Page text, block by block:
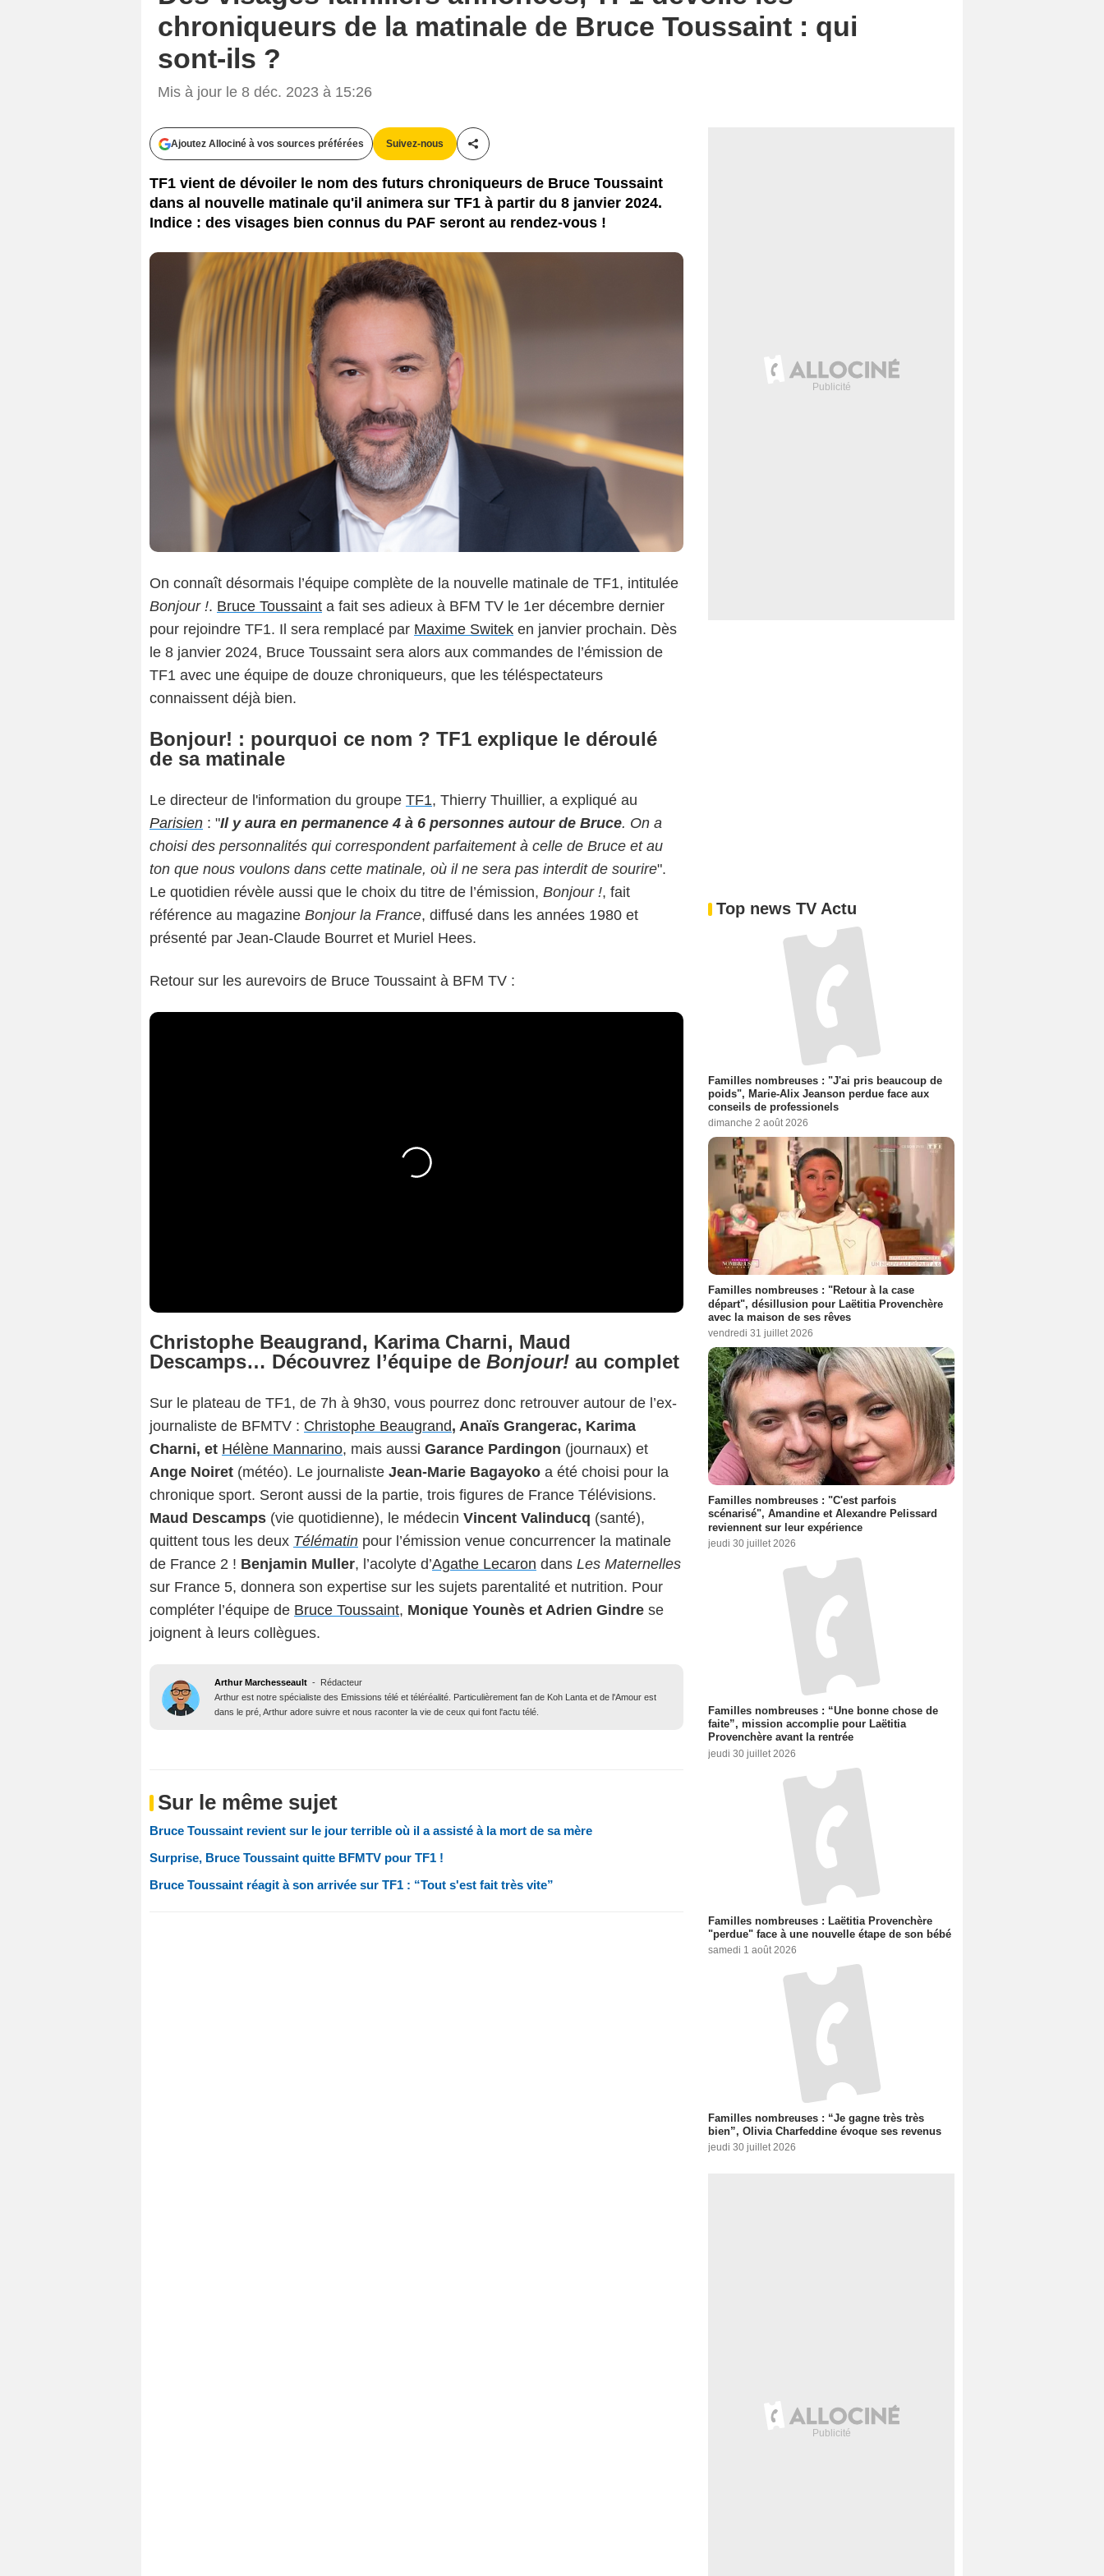
chroniqueurs de la matinale de Bruce Toussaint : qui
sont-ils ?
Mis à jour le 8 déc. 2023 à 15:26
Ajoutez Allociné à vos sources préférées Suivez-nous
Partager cet article
TF1 vient de dévoiler le nom des futurs chroniqueurs de Bruce Toussaint
dans al nouvelle matinale qu'il animera sur TF1 à partir du 8 janvier 2024.
Indice : des visages bien connus du PAF seront au rendez-vous !
On connaît désormais l’équipe complète de la nouvelle matinale de TF1, intitulée
Bonjour !. Bruce Toussaint a fait ses adieux à BFM TV le 1er décembre dernier
pour rejoindre TF1. Il sera remplacé par Maxime Switek en janvier prochain. Dès
le 8 janvier 2024, Bruce Toussaint sera alors aux commandes de l’émission de
TF1 avec une équipe de douze chroniqueurs, que les téléspectateurs
connaissent déjà bien.
Bonjour! : pourquoi ce nom ? TF1 explique le déroulé
de sa matinale
Le directeur de l'information du groupe TF1, Thierry Thuillier, a expliqué au
Parisien : "Il y aura en permanence 4 à 6 personnes autour de Bruce. On a
choisi des personnalités qui correspondent parfaitement à celle de Bruce et au
ton que nous voulons dans cette matinale, où il ne sera pas interdit de sourire".
Le quotidien révèle aussi que le choix du titre de l’émission, Bonjour !, fait
référence au magazine Bonjour la France, diffusé dans les années 1980 et
présenté par Jean-Claude Bourret et Muriel Hees.
Retour sur les aurevoirs de Bruce Toussaint à BFM TV :
Christophe Beaugrand, Karima Charni, Maud
Descamps… Découvrez l’équipe de Bonjour! au complet
Sur le plateau de TF1, de 7h à 9h30, vous pourrez donc retrouver autour de l’ex-
journaliste de BFMTV : Christophe Beaugrand, Anaïs Grangerac, Karima
Charni, et Hélène Mannarino, mais aussi Garance Pardingon (journaux) et
Ange Noiret (météo). Le journaliste Jean-Marie Bagayoko a été choisi pour la
chronique sport. Seront aussi de la partie, trois figures de France Télévisions.
Maud Descamps (vie quotidienne), le médecin Vincent Valinducq (santé),
quittent tous les deux Télématin pour l’émission venue concurrencer la matinale
de France 2 ! Benjamin Muller, l’acolyte d’Agathe Lecaron dans Les Maternelles
sur France 5, donnera son expertise sur les sujets parentalité et nutrition. Pour
compléter l’équipe de Bruce Toussaint, Monique Younès et Adrien Gindre se
joignent à leurs collègues.
Arthur Marchesseault - Rédacteur
Arthur est notre spécialiste des Emissions télé et téléréalité. Particulièrement fan de Koh Lanta et de l'Amour est
dans le pré, Arthur adore suivre et nous raconter la vie de ceux qui font l'actu télé.
Sur le même sujet
Bruce Toussaint revient sur le jour terrible où il a assisté à la mort de sa mère
Surprise, Bruce Toussaint quitte BFMTV pour TF1 !
Bruce Toussaint réagit à son arrivée sur TF1 : “Tout s'est fait très vite”
Top news TV Actu
Familles nombreuses : "J'ai pris beaucoup de
poids", Marie-Alix Jeanson perdue face aux
conseils de professionels
dimanche 2 août 2026
Familles nombreuses : "Retour à la case
départ", désillusion pour Laëtitia Provenchère
avec la maison de ses rêves
vendredi 31 juillet 2026
Familles nombreuses : "C'est parfois
scénarisé", Amandine et Alexandre Pelissard
reviennent sur leur expérience
jeudi 30 juillet 2026
Familles nombreuses : “Une bonne chose de
faite”, mission accomplie pour Laëtitia
Provenchère avant la rentrée
jeudi 30 juillet 2026
Familles nombreuses : Laëtitia Provenchère
"perdue" face à une nouvelle étape de son bébé
samedi 1 août 2026
Familles nombreuses : “Je gagne très très
bien”, Olivia Charfeddine évoque ses revenus
jeudi 30 juillet 2026